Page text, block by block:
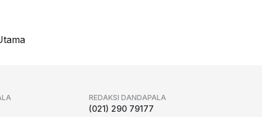
REDAKSI DANDAPALA
(021) 290 79177